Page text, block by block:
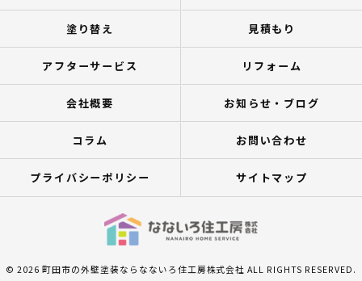
塗り替え 見積もり
アフターサービス リフォーム
会社概要 お知らせ・ブログ
コラム お問い合わせ
プライバシーポリシー サイトマップ
© 2026 町田市の外壁塗装ならなないろ住工房株式会社 ALL RIGHTS RESERVED.